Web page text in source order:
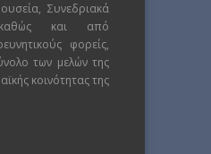
Συνεδριακά
και από
φορείς,
των μελών της
κοινότητας της